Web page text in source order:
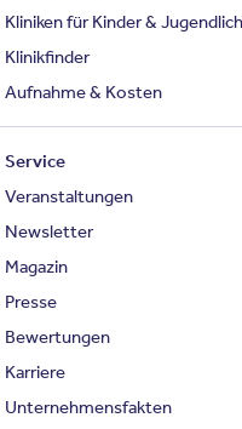
Kliniken für Kinder &
Klinikfinder
Aufnahme & Kosten
Service
Veranstaltungen
Newsletter
Magazin
Presse
Bewertungen
Karriere
Unternehmensfakten